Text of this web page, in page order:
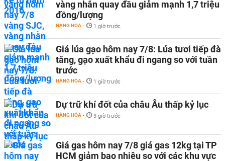
vàng nhẫn quay đầu giảm mạnh 1,7 triệu
đồng/lượng
HÀNG HÓA - 1 giờ trước
Giá lúa gạo hôm nay 7/8: Lúa tươi tiếp đà
tăng, gạo xuất khẩu đi ngang so với tuần
trước
HÀNG HÓA - 1 giờ trước
Dự trữ khí đốt của châu Âu thấp kỷ lục
HÀNG HÓA - 3 giờ trước
Giá gas hôm nay 7/8 giá gas 12kg tại TP
HCM giảm bao nhiêu so với các khu vực